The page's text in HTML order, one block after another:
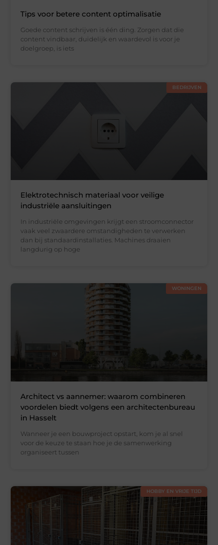
Tips voor betere content optimalisatie
Goede content schrijven is één ding. Zorgen dat die
content vindbaar, duidelijk en waardevol is voor je
doelgroep, is iets
BEDRIJVEN
Elektrotechnisch materiaal voor veilige
industriële aansluitingen
In industriële omgevingen krijgt een stroomconnector
vaak veel zwaardere omstandigheden te verwerken
dan bij standaardinstallaties. Machines draaien
langdurig op hoge
WONINGEN
Architect vs aannemer: waarom combineren
voordelen biedt volgens een architectenbureau
in Hasselt
Wanneer je een bouwproject opstart, kom je al snel
voor de keuze te staan hoe je de samenwerking
organiseert tussen
HOBBY EN VRIJE TIJD